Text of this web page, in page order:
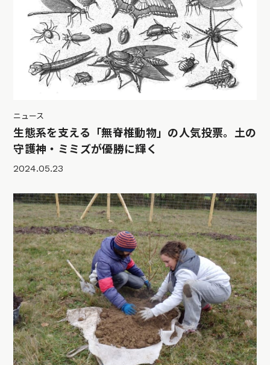
ニュース
生態系を支える「無脊椎動物」の人気投票。土の
守護神・ミミズが優勝に輝く
2024.05.23